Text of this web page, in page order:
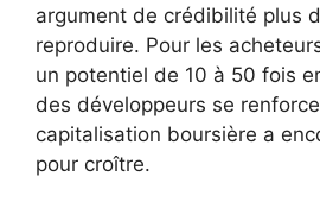
argument de crédibilité plus
reproduire. Pour les
un potentiel de 10 à 50 fois
des développeurs se
capitalisation boursière a
pour croître.